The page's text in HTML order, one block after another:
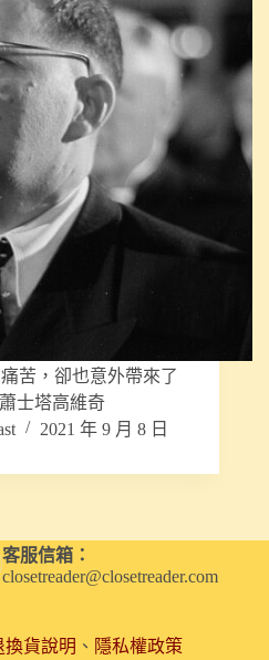
苦，卻也意外帶來了
士塔高維奇
2021 年 9 月 8 日
客服信箱：
closetreader@closetreader.com
換貨說明 、 隱私權政策